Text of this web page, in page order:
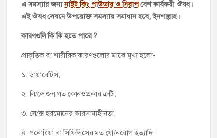
এ সমস্যার জন্যনাইট কিং পাউডার ও সিরাপবেশ কার্যকরী ঔষধ।
এই ঔষধ সেবনে উপরোক্ত সমস্যার সমাধান হবে, ইনশাল্লাহ।
কারণগুলি কি কি হতে পারে ?
প্রাকৃতিক বা শারীরিক কারণগুলোর মাঝে মুখ্য হলো-
১. ডায়াবেটিস,
২. লি/ঙ্গে জন্মগত কোনওপ্রকার ত্রুটি,
৩. সে/ক্স হরমোনের ভারসাম্যহীনতা,
৪. গনোরিয়া বা সিফিলিসের মত যৌ/নরোগ ইত্যাদি।